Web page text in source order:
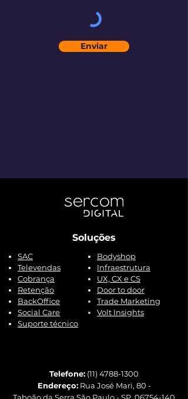
Enviar
Soluções
SAC
Televendas
Cobrança
Retenção
BackOffice
Social Care
Suporte técnico
Bodyshop
Infraestrutura
UX, CX e CS
Door to door
Trade Marketing
Volt Insights
Telefone: (11) 4788-1300
Endereço:Rua José Mari, 80 -